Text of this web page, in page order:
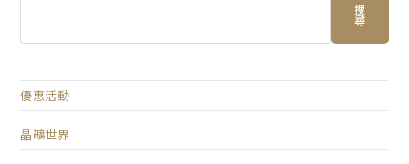
搜
尋
優惠活動
晶礦世界